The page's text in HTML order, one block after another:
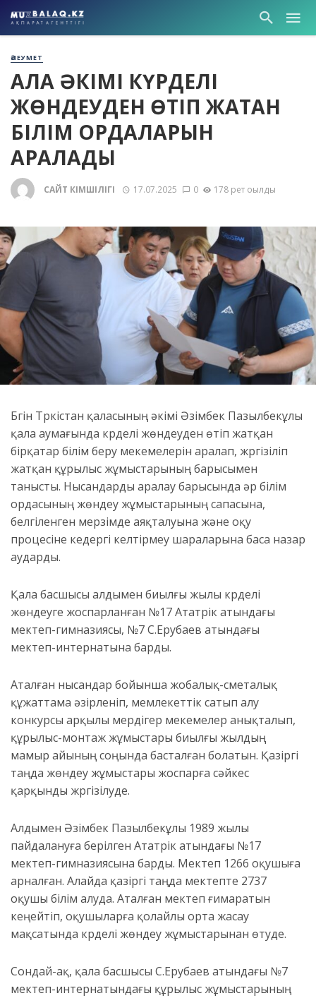
ӘЛЕУМЕТ
ҚАЛА ӘКІМІ КҮРДЕЛІ
ЖӨНДЕУДЕН ӨТІП ЖАТҚАН
БІЛІМ ОРДАЛАРЫН
АРАЛАДЫ
САЙТ ӘКІМШІЛІГІ 17.07.2025 0 178 рет оқылды
Бүгін Түркістан қаласының әкімі Әзімбек Пазылбекұлы
қала аумағында күрделі жөндеуден өтіп жатқан
бірқатар білім беру мекемелерін аралап, жүргізіліп
жатқан құрылыс жұмыстарының барысымен
танысты. Нысандарды аралау барысында әр білім
ордасының жөндеу жұмыстарының сапасына,
белгіленген мерзімде аяқталуына және оқу
процесіне кедергі келтірмеу шараларына баса назар
аударды.
Қала басшысы алдымен биылғы жылы күрделі
жөндеуге жоспарланған №17 Ататүрік атындағы
мектеп-гимназиясы, №7 С.Ерубаев атындағы
мектеп-интернатына барды.
Аталған нысандар бойынша жобалық-сметалық
құжаттама әзірленіп, мемлекеттік сатып алу
конкурсы арқылы мердігер мекемелер анықталып,
құрылыс-монтаж жұмыстары биылғы жылдың
мамыр айының соңында басталған болатын. Қазіргі
таңда жөндеу жұмыстары жоспарға сәйкес
қарқынды жүргізілуде.
Алдымен Әзімбек Пазылбекұлы 1989 жылы
пайдалануға берілген Ататүрік атындағы №17
мектеп-гимназиясына барды. Мектеп 1266 оқушыға
арналған. Алайда қазіргі таңда мектепте 2737
оқушы білім алуда. Аталған мектеп ғимаратын
кеңейтіп, оқушыларға қолайлы орта жасау
мақсатында күрделі жөндеу жұмыстарынан өтуде.
Сондай-ақ, қала басшысы С.Ерубаев атындағы №7
мектеп-интернатындағы құрылыс жұмыстарының